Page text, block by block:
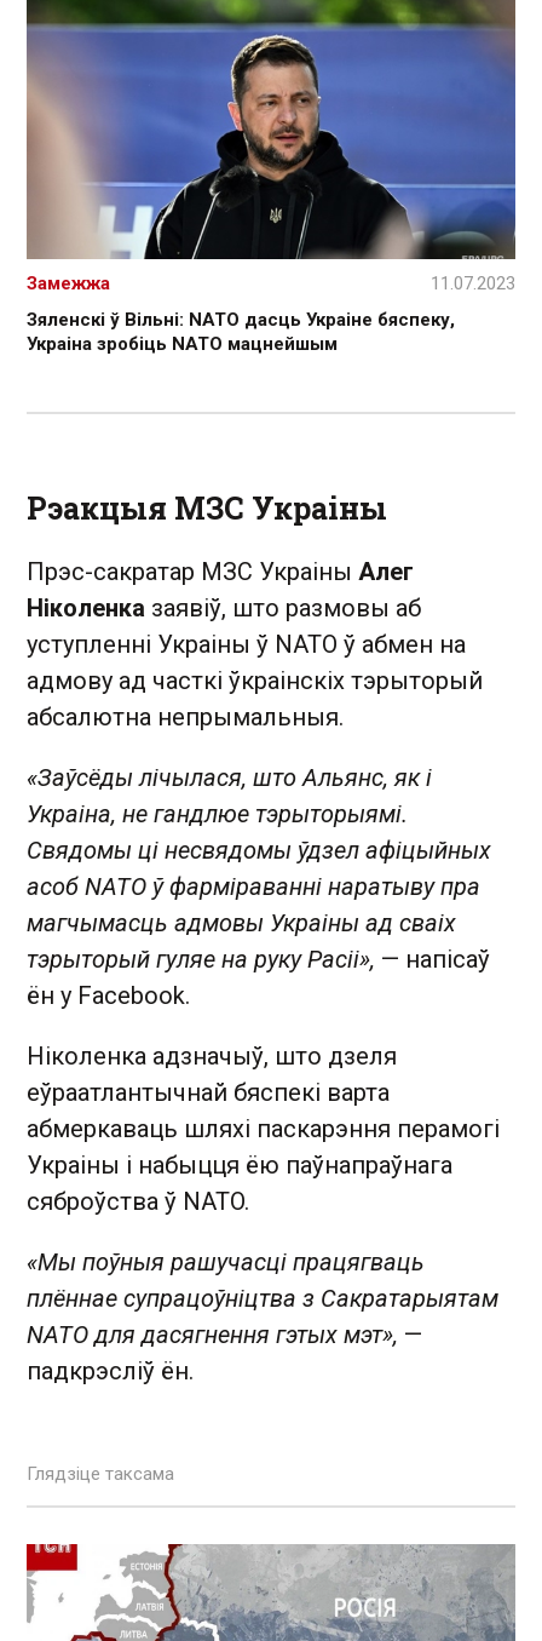
Зяленскі ў Вільні: NATO дасць Украіне бяспеку,
Украіна зробіць NATO мацнейшым
Замежжа 11.07.2023
Рэакцыя МЗС Украіны
Прэс-сакратар МЗС Украіны Алег
Ніколенка заявіў, што размовы аб
уступленні Украіны ў NATO ў абмен на
адмову ад часткі ўкраінскіх тэрыторый
абсалютна непрымальныя.
«Заўсёды лічылася, што Альянс, як і
Украіна, не гандлюе тэрыторыямі.
Свядомы ці несвядомы ўдзел афіцыйных
асоб NATO ў фарміраванні наратыву пра
магчымасць адмовы Украіны ад сваіх
тэрыторый гуляе на руку Расіі», — напісаў
ён у Facebook.
Ніколенка адзначыў, што дзеля
еўраатлантычнай бяспекі варта
абмеркаваць шляхі паскарэння перамогі
Украіны і набыцця ёю паўнапраўнага
сяброўства ў NATO.
«Мы поўныя рашучасці працягваць
плённае супрацоўніцтва з Сакратарыятам
NATO для дасягнення гэтых мэт», —
падкрэсліў ён.
Глядзіце таксама